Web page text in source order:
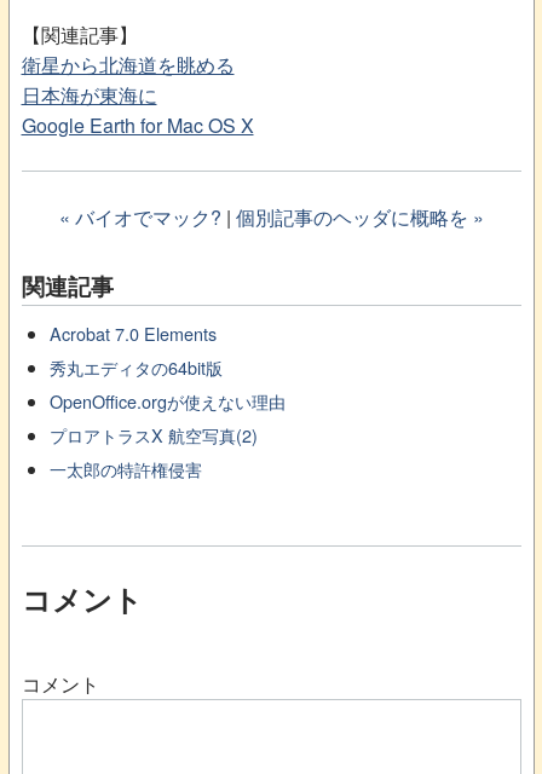
【関連記事】
衛星から北海道を眺める
日本海が東海に
Google Earth for Mac OS X
« バイオでマック? | 個別記事のヘッダに概略を »
関連記事
Acrobat 7.0 Elements
秀丸エディタの64bit版
OpenOffice.orgが使えない理由
プロアトラスX 航空写真(2)
一太郎の特許権侵害
コメント
コメント